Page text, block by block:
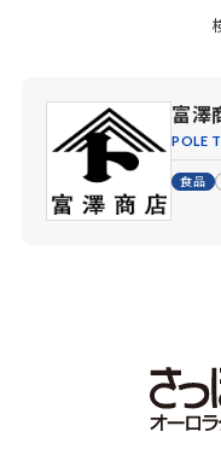
富澤
POLE
食品